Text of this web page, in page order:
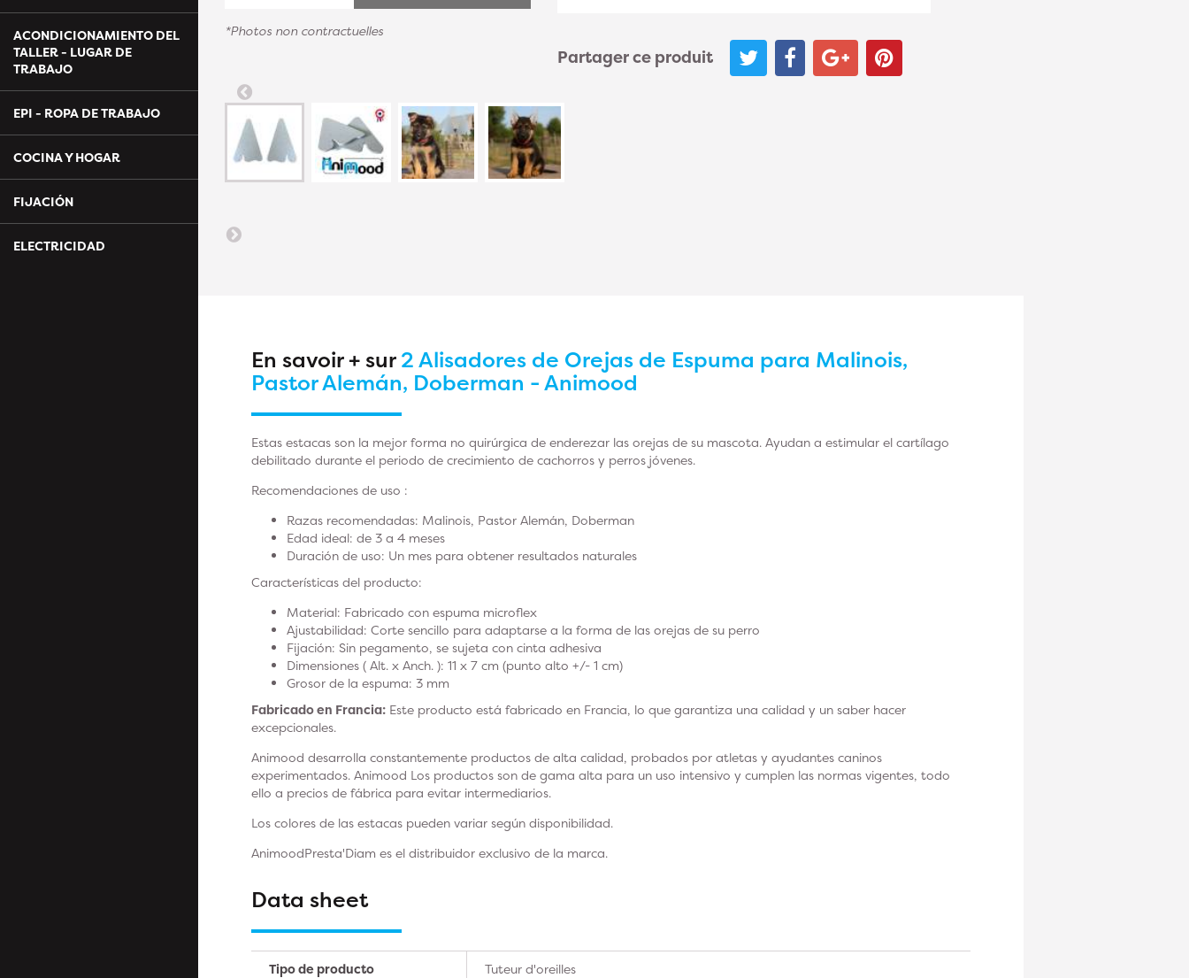
ACONDICIONAMIENTO DEL
TALLER - LUGAR DE
TRABAJO
EPI - ROPA DE TRABAJO
COCINA Y HOGAR
FIJACIÓN
ELECTRICIDAD
*Photos non contractuelles
Partager ce produit
En savoir + sur2 Alisadores de Orejas de Espuma para Malinois,
Pastor Alemán, Doberman - Animood
Estas estacas son la mejor forma no quirúrgica de enderezar las orejas de su mascota. Ayudan a estimular el cartílago
debilitado durante el periodo de crecimiento de cachorros y perros jóvenes.
Recomendaciones de uso :
Razas recomendadas: Malinois, Pastor Alemán, Doberman
Edad ideal: de 3 a 4 meses
Duración de uso: Un mes para obtener resultados naturales
Características del producto:
Material: Fabricado con espuma microflex
Ajustabilidad: Corte sencillo para adaptarse a la forma de las orejas de su perro
Fijación: Sin pegamento, se sujeta con cinta adhesiva
Dimensiones ( Alt. x Anch. ): 11 x 7 cm (punto alto +/- 1 cm)
Grosor de la espuma: 3 mm
Fabricado en Francia: Este producto está fabricado en Francia, lo que garantiza una calidad y un saber hacer
excepcionales.
Animood desarrolla constantemente productos de alta calidad, probados por atletas y ayudantes caninos
experimentados. Animood Los productos son de gama alta para un uso intensivo y cumplen las normas vigentes, todo
ello a precios de fábrica para evitar intermediarios.
Los colores de las estacas pueden variar según disponibilidad.
AnimoodPresta'Diam es el distribuidor exclusivo de la marca.
Data sheet
Tipo de producto Tuteur d'oreilles